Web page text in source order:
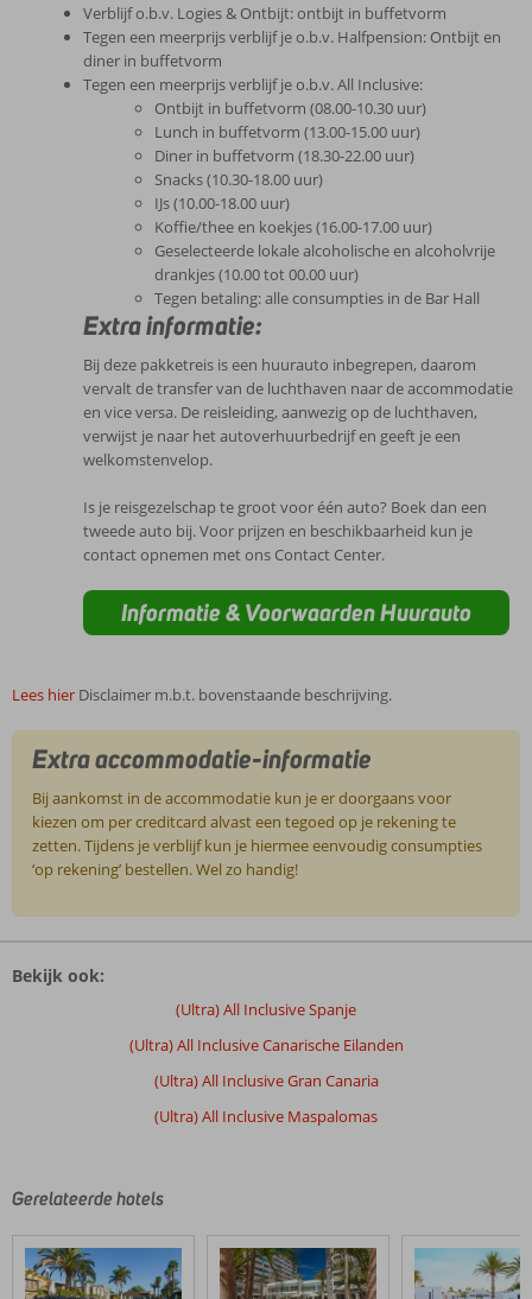
Verblijf o.b.v. Logies & Ontbijt: ontbijt in buffetvorm
Tegen een meerprijs verblijf je o.b.v. Halfpension: Ontbijt en
diner in buffetvorm
Tegen een meerprijs verblijf je o.b.v. All Inclusive:
Ontbijt in buffetvorm (08.00-10.30 uur)
Lunch in buffetvorm (13.00-15.00 uur)
Diner in buffetvorm (18.30-22.00 uur)
Snacks (10.30-18.00 uur)
IJs (10.00-18.00 uur)
Koffie/thee en koekjes (16.00-17.00 uur)
Geselecteerde lokale alcoholische en alcoholvrije
drankjes (10.00 tot 00.00 uur)
Tegen betaling: alle consumpties in de Bar Hall
Extra informatie:
Bij deze pakketreis is een huurauto inbegrepen, daarom
vervalt de transfer van de luchthaven naar de accommodatie
en vice versa. De reisleiding, aanwezig op de luchthaven,
verwijst je naar het autoverhuurbedrijf en geeft je een
welkomstenvelop.
Is je reisgezelschap te groot voor één auto? Boek dan een
tweede auto bij. Voor prijzen en beschikbaarheid kun je
contact opnemen met ons Contact Center.
Informatie & Voorwaarden Huurauto
Lees hier Disclaimer m.b.t. bovenstaande beschrijving.
Extra accommodatie-informatie
Bij aankomst in de accommodatie kun je er doorgaans voor
kiezen om per creditcard alvast een tegoed op je rekening te
zetten. Tijdens je verblijf kun je hiermee eenvoudig consumpties
‘op rekening’ bestellen. Wel zo handig!
zijn
Fly
Go
Suites
Bekijk ook:
(Ultra) All Inclusive Spanje
(Ultra) All Inclusive Canarische Eilanden
(Ultra) All Inclusive Gran Canaria
(Ultra) All Inclusive Maspalomas
Gerelateerde hotels